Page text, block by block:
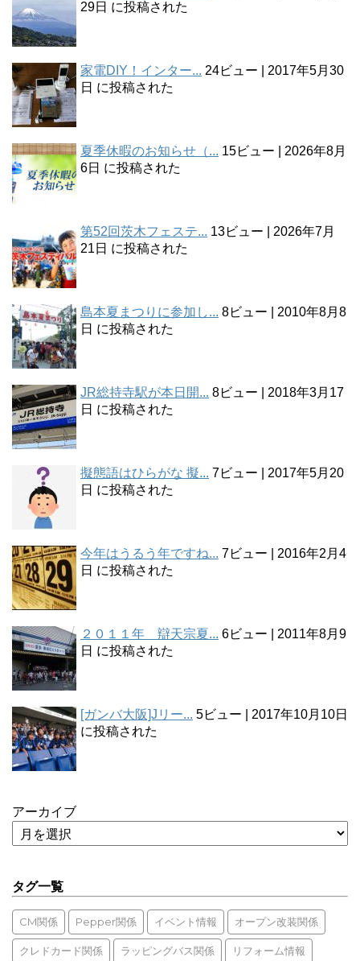
29日 に投稿された
家電DIY！インター... 24ビュー
2017年5月30
日 に投稿された
夏季休暇のお知らせ（... 15ビュー
2026年8月
6日 に投稿された
第52回茨木フェステ... 13ビュー
2026年7月
21日 に投稿された
島本夏まつりに参加し... 8ビュー
2010年8月8
日 に投稿された
JR総持寺駅が本日開... 8ビュー
2018年3月17
日 に投稿された
擬態語はひらがな 擬... 7ビュー
2017年5月20
日 に投稿された
今年はうるう年ですね... 7ビュー
2016年2月4
日 に投稿された
２０１１年 辯天宗夏... 6ビュー
2011年8月9
日 に投稿された
[ガンバ大阪]Jリー... 5ビュー
2017年10月10日
に投稿された
アーカイブ
タグ一覧
CM関係 Pepper関係 イベント情報 オープン改装関係
クレドカード関係 ラッピングバス関係 リフォーム情報